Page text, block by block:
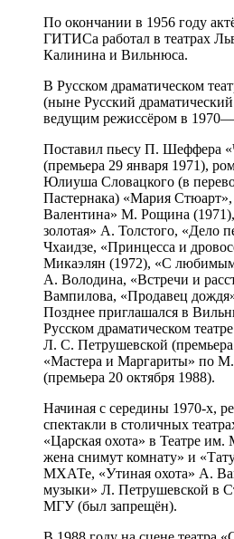
По окончании в 1956 году
ГИТИСа работал в театрах
Калинина и Вильнюса.
В Русском драматическом
(ныне Русский
ведущим режиссёром в
Поставил пьесу П. Шеффера
(премьера 29 января 1971),
Юлиуша Словацкого (в
Пастернака) «Мария
Валентина» М. Рощина
золотая» А. Толстого, «Дело
Чхаидзе, «Принцесса и
Микаэлян (1972), «С
А. Володина, «Встречи и
Вампилова, «Продавец
Позднее приглашался в
Русском драматическом
Л. С. Петрушевской (премьера
«Мастера и Маргариты» по
(премьера 20 октября 1988).
Начиная с середины 1970-х,
спектакли в столичных
«Царская охота» в Театре
жена снимут комнату» и
МХАТе, «Утиная охота» А.
музыки» Л. Петрушевской в
МГУ (был запрещён).